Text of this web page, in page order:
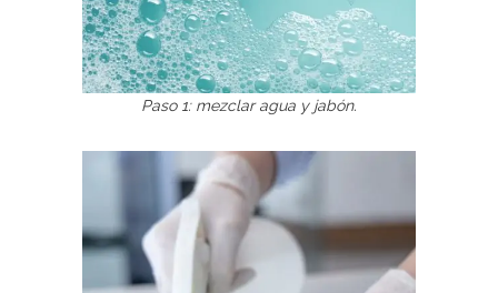
Paso 1: mezclar agua y jabón.